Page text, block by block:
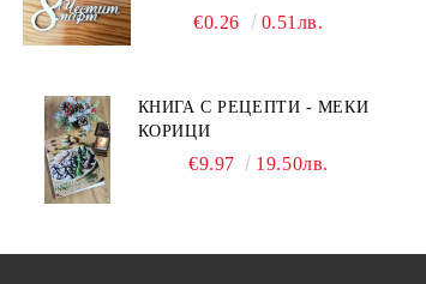
€0.26 0.51лв.
КНИГА С РЕЦЕПТИ - МЕКИ
КОРИЦИ
€9.97 19.50лв.